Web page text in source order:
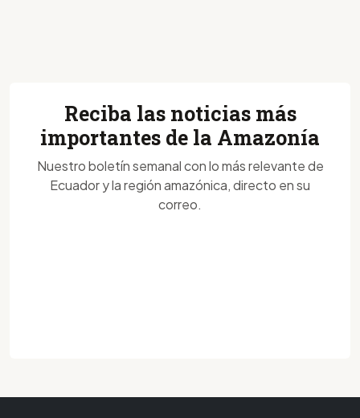
Reciba las noticias más
importantes de la Amazonía
Nuestro boletín semanal con lo más relevante de
Ecuador y la región amazónica, directo en su
correo.